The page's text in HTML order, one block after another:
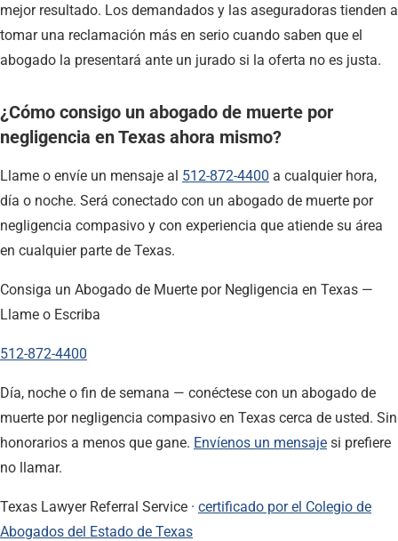
mejor resultado. Los demandados y las aseguradoras tienden a
tomar una reclamación más en serio cuando saben que el
abogado la presentará ante un jurado si la oferta no es justa.
¿Cómo consigo un abogado de muerte por
negligencia en Texas ahora mismo?
Llame o envíe un mensaje al 512-872-4400 a cualquier hora,
día o noche. Será conectado con un abogado de muerte por
negligencia compasivo y con experiencia que atiende su área
en cualquier parte de Texas.
Consiga un Abogado de Muerte por Negligencia en Texas —
Llame o Escriba
512-872-4400
Día, noche o fin de semana — conéctese con un abogado de
muerte por negligencia compasivo en Texas cerca de usted. Sin
honorarios a menos que gane. Envíenos un mensaje si prefiere
no llamar.
Texas Lawyer Referral Service · certificado por el Colegio de
Abogados del Estado de Texas